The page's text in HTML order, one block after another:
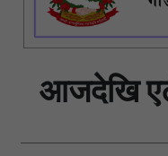
आजदेखि